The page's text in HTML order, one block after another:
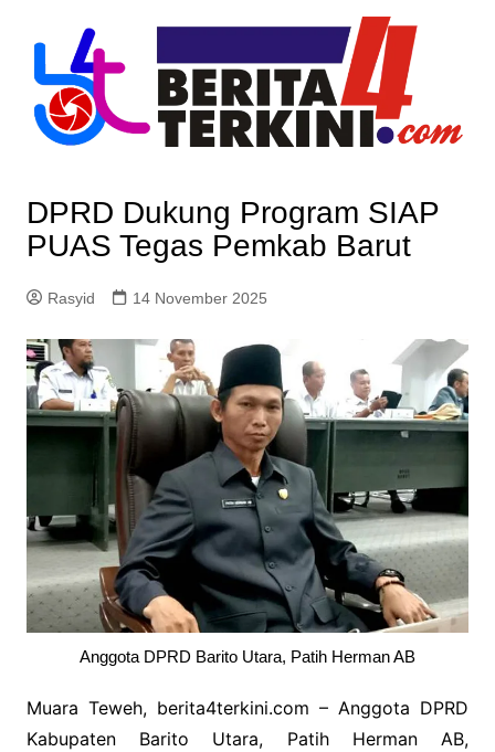
content
DPRD Dukung Program SIAP
PUAS Tegas Pemkab Barut
Rasyid 14 November 2025
Anggota DPRD Barito Utara, Patih Herman AB
Muara Teweh, berita4terkini.com – Anggota DPRD
Kabupaten Barito Utara, Patih Herman AB,